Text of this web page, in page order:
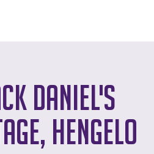
Daniel's
Hengelo